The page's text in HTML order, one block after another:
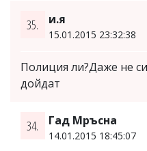
35. и.я
15.01.2015 23:32:38
Полиция ли?Даже не
дойдат
34. Гад Мръсна
14.01.2015 18:45:07